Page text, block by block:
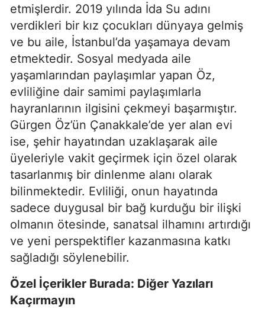
etmişlerdir. 2019 yılında İda Su adını
verdikleri bir kız çocukları dünyaya gelmiş
ve bu aile, İstanbul’da yaşamaya devam
etmektedir. Sosyal medyada aile
yaşamlarından paylaşımlar yapan Öz,
evliliğine dair samimi paylaşımlarla
hayranlarının ilgisini çekmeyi başarmıştır.
Gürgen Öz’ün Çanakkale’de yer alan evi
ise, şehir hayatından uzaklaşarak aile
üyeleriyle vakit geçirmek için özel olarak
tasarlanmış bir dinlenme alanı olarak
bilinmektedir. Evliliği, onun hayatında
sadece duygusal bir bağ kurduğu bir ilişki
olmanın ötesinde, sanatsal ilhamını artırdığı
ve yeni perspektifler kazanmasına katkı
sağladığı söylenebilir.
Özel İçerikler Burada: Diğer Yazıları
Kaçırmayın